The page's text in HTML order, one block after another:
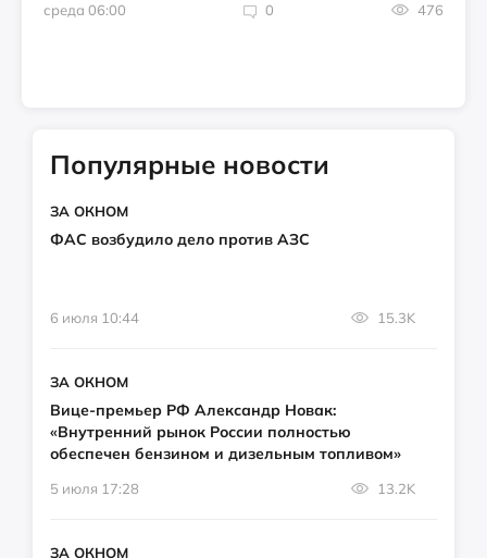
среда 06:00 0 476
Популярные новости
ЗА ОКНОМ
ФАС возбудило дело против АЗС
6 июля 10:44 15.3K
ЗА ОКНОМ
Вице-премьер РФ Александр Новак:
«Внутренний рынок России полностью
обеспечен бензином и дизельным топливом»
5 июля 17:28 13.2K
ЗА ОКНОМ